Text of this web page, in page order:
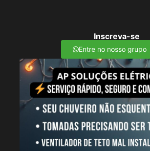
Inscreva-se
Entre no nosso grupo